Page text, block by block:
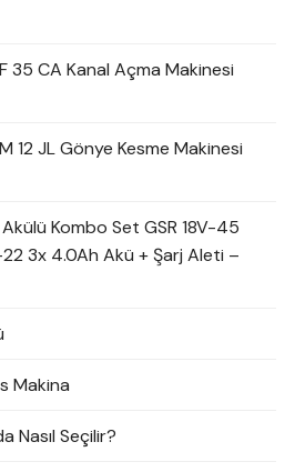
35 CA Kanal Açma Makinesi
12 JL Gönye Kesme Makinesi
Kombo Set GSR 18V-45
22 3x 4.0Ah Akü + Şarj Aleti –
Makina
Nasıl Seçilir?